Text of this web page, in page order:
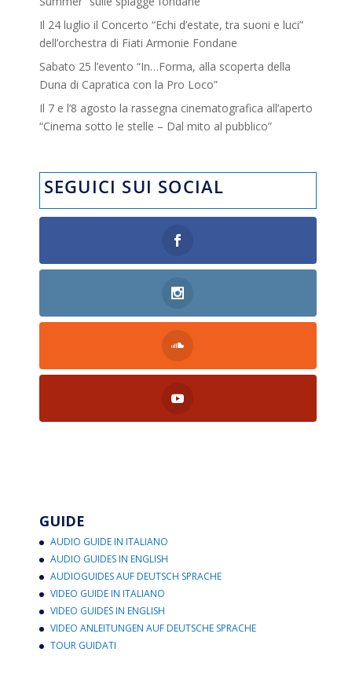
Il 24 luglio il Concerto “Echi d’estate, tra suoni e luci”
dell’orchestra di Fiati Armonie Fondane
Sabato 25 l’evento “In…Forma, alla scoperta della
Duna di Capratica con la Pro Loco”
Il 7 e l’8 agosto la rassegna cinematografica all’aperto
“Cinema sotto le stelle – Dal mito al pubblico”
SEGUICI SUI SOCIAL
GUIDE
AUDIO GUIDE IN ITALIANO
AUDIO GUIDES IN ENGLISH
AUDIOGUIDES AUF DEUTSCH SPRACHE
VIDEO GUIDE IN ITALIANO
VIDEO GUIDES IN ENGLISH
VIDEO ANLEITUNGEN AUF DEUTSCHE SPRACHE
TOUR GUIDATI